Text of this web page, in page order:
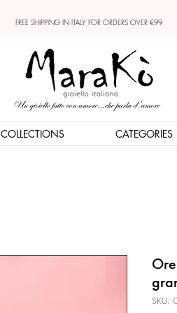
FREE SHIPPING IN ITALY FOR ORDERS OVER €99
COLLECTIONS CATEGORIES
SKU: